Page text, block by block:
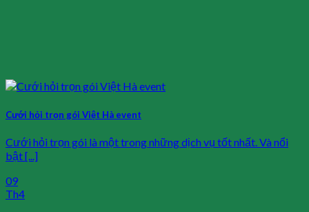
Cưới hỏi trọn gói Việt Hà event
Cưới hỏi trọn gói là một trong những dịch vụ tốt nhất. Và nổi
bật [...]
09
Th4